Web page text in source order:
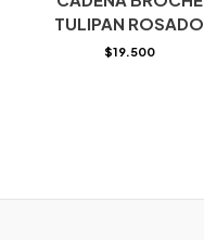
TULIPAN ROSADO
$19.500